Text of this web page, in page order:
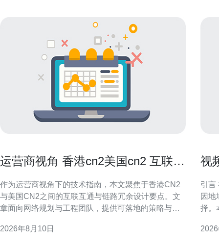
运营商视角 香港cn2美国cn2 互联互
作为运营商视角下的技术指南，本文聚焦于香港CN2
与美国CN2之间的互联互通与链路冗余设计要点。文
章面向网络规划与工程团队，提供可落地的策略与实
CN2网络概述与特性 香港CN2通常具备低延迟、优先
2026年8月10日
视
引言 在视频爬取与账号管理场景中，原生香港IP代理
因地
择。
成功率并